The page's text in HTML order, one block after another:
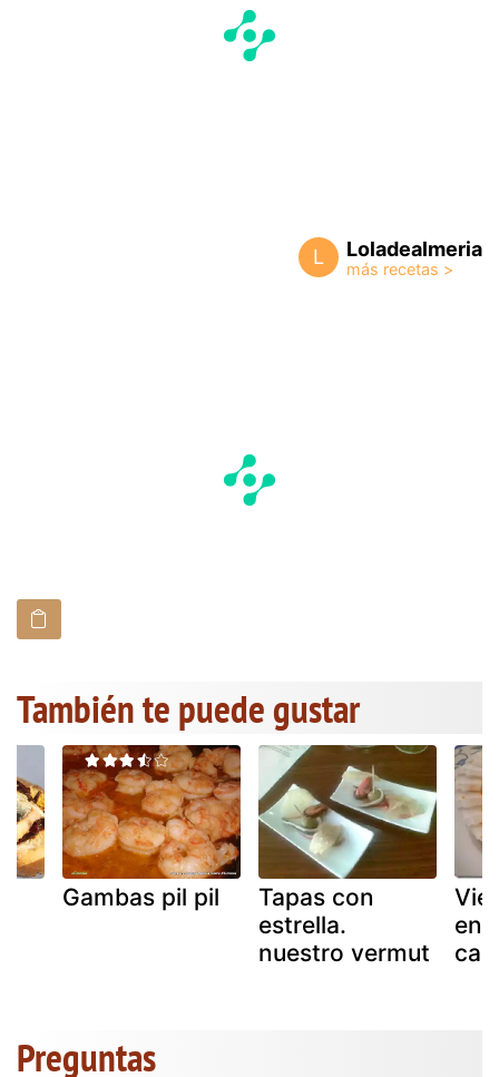
L Loladealmeria
También te puede gustar
Gambas pil pil
Tapas con
estrella.
nuestro vermut
Preguntas